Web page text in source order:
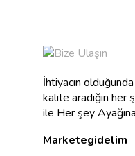
İhtiyacın
kalite aradığın her
ile Her şey
Marketegidelim